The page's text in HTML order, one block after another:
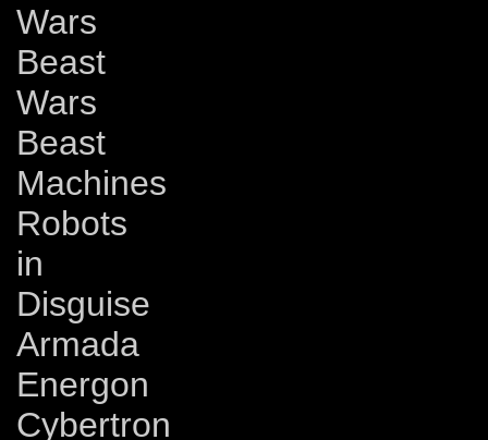
Wars
Beast
Wars
Beast
Machines
Robots
in
Disguise
Armada
Energon
Cybertron